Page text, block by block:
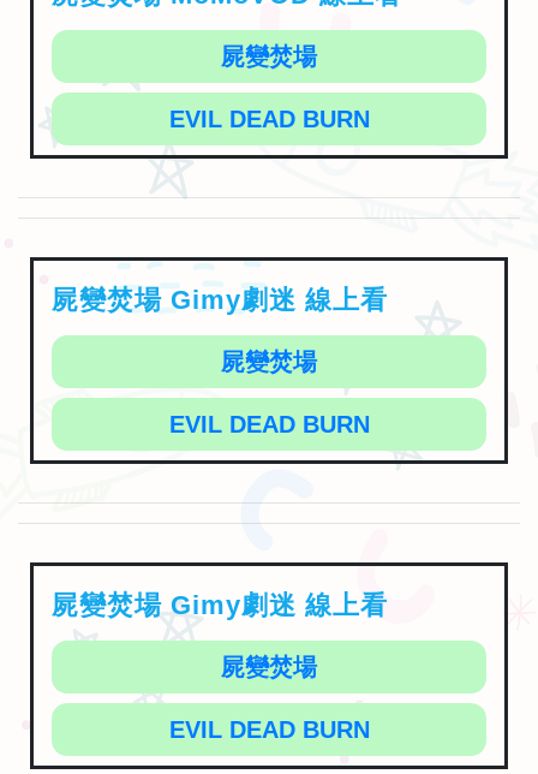
屍變焚場
EVIL DEAD BURN
屍變焚場 Gimy劇迷 線上看
屍變焚場
EVIL DEAD BURN
屍變焚場 Gimy劇迷 線上看
屍變焚場
EVIL DEAD BURN